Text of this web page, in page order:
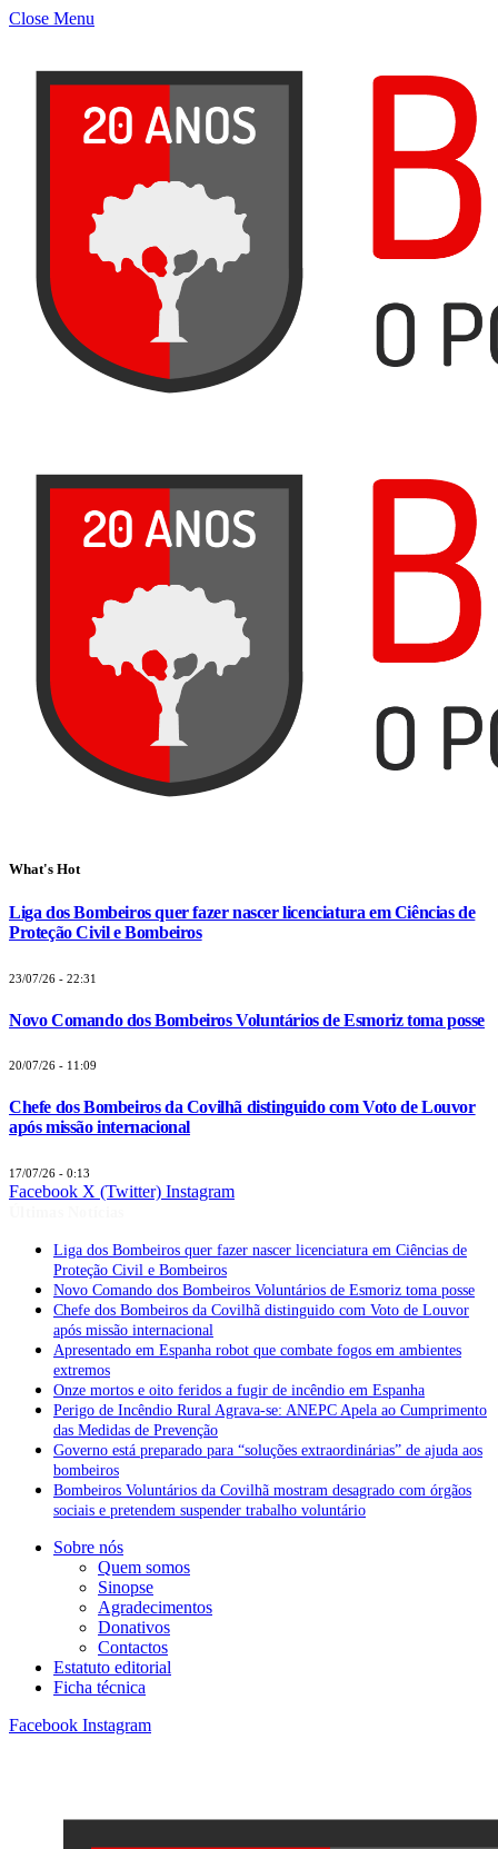
Close Menu
What's Hot
Liga dos Bombeiros quer fazer nascer licenciatura em Ciências de
Proteção Civil e Bombeiros
23/07/26 - 22:31
Novo Comando dos Bombeiros Voluntários de Esmoriz toma posse
20/07/26 - 11:09
Chefe dos Bombeiros da Covilhã distinguido com Voto de Louvor
após missão internacional
17/07/26 - 0:13
Facebook X (Twitter) Instagram
Liga dos Bombeiros quer fazer nascer licenciatura em Ciências de
Proteção Civil e Bombeiros
Novo Comando dos Bombeiros Voluntários de Esmoriz toma posse
Chefe dos Bombeiros da Covilhã distinguido com Voto de Louvor
após missão internacional
Apresentado em Espanha robot que combate fogos em ambientes
extremos
Onze mortos e oito feridos a fugir de incêndio em Espanha
Perigo de Incêndio Rural Agrava-se: ANEPC Apela ao Cumprimento
das Medidas de Prevenção
Governo está preparado para “soluções extraordinárias” de ajuda aos
bombeiros
Bombeiros Voluntários da Covilhã mostram desagrado com órgãos
sociais e pretendem suspender trabalho voluntário
Sobre nós
Quem somos
Sinopse
Agradecimentos
Donativos
Contactos
Estatuto editorial
Ficha técnica
Facebook Instagram